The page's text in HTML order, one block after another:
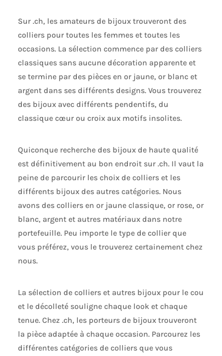
Sur .ch, les amateurs de bijoux trouveront des
colliers pour toutes les femmes et toutes les
occasions. La sélection commence par des colliers
classiques sans aucune décoration apparente et
se termine par des pièces en or jaune, or blanc et
argent dans ses différents designs. Vous trouverez
des bijoux avec différents pendentifs, du
classique cœur ou croix aux motifs insolites.
Quiconque recherche des bijoux de haute qualité
est définitivement au bon endroit sur .ch. Il vaut la
peine de parcourir les choix de colliers et les
différents bijoux des autres catégories. Nous
avons des colliers en or jaune classique, or rose, or
blanc, argent et autres matériaux dans notre
portefeuille. Peu importe le type de collier que
vous préférez, vous le trouverez certainement chez
nous.
La sélection de colliers et autres bijoux pour le cou
et le décolleté souligne chaque look et chaque
tenue. Chez .ch, les porteurs de bijoux trouveront
la pièce adaptée à chaque occasion. Parcourez les
différentes catégories de colliers que vous